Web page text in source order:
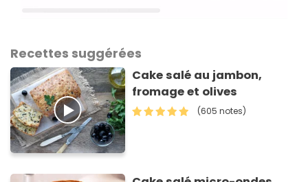
Recettes suggérées
Cake salé au jambon,
fromage et olives
(605 notes)